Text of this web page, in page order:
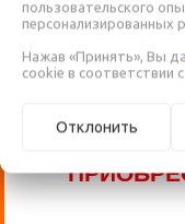
ПРОДАЖЕ
НЕ
ЗВОНИТЕ ПО
ПИШИТЕ В
электрические
плиты,
Каталог
РЕКОМЕНДУЕМ!
пользовательского
персонализированных
Нажав «Принять», Вы
cookie в соответствии с
Отклонить